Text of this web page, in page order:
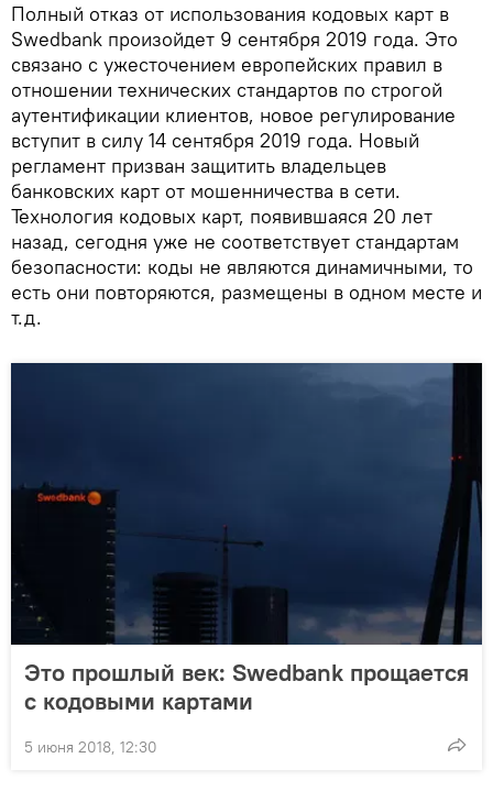
Полный отказ от использования кодовых карт в
Swedbank произойдет 9 сентября 2019 года. Это
связано с ужесточением европейских правил в
отношении технических стандартов по строгой
аутентификации клиентов, новое регулирование
вступит в силу 14 сентября 2019 года. Новый
регламент призван защитить владельцев
банковских карт от мошенничества в сети.
Технология кодовых карт, появившаяся 20 лет
назад, сегодня уже не соответствует стандартам
безопасности: коды не являются динамичными, то
есть они повторяются, размещены в одном месте и
т.д.
Это прошлый век: Swedbank прощается
с кодовыми картами
5 июня 2018, 12:30